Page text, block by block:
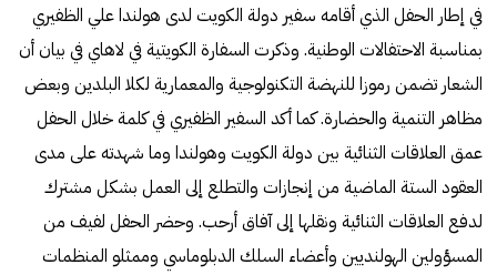
في إطار الحفل الذي أقامه سفير دولة الكويت لدى هولندا علي الظفيري
بمناسبة الاحتفالات الوطنية. وذكرت السفارة الكويتية في لاهاي في بيان أن
الشعار تضمن رموزا للنهضة التكنولوجية والمعمارية لكلا البلدين وبعض
مظاهر التنمية والحضارة. كما أكد السفير الظفيري في كلمة خلال الحفل
عمق العلاقات الثنائية بين دولة الكويت وهولندا وما شهدته على مدى
العقود الستة الماضية من إنجازات والتطلع إلى العمل بشكل مشترك
لدفع العلاقات الثنائية ونقلها إلى آفاق أرحب. وحضر الحفل لفيف من
المسؤولين الهولنديين وأعضاء السلك الدبلوماسي وممثلو المنظمات